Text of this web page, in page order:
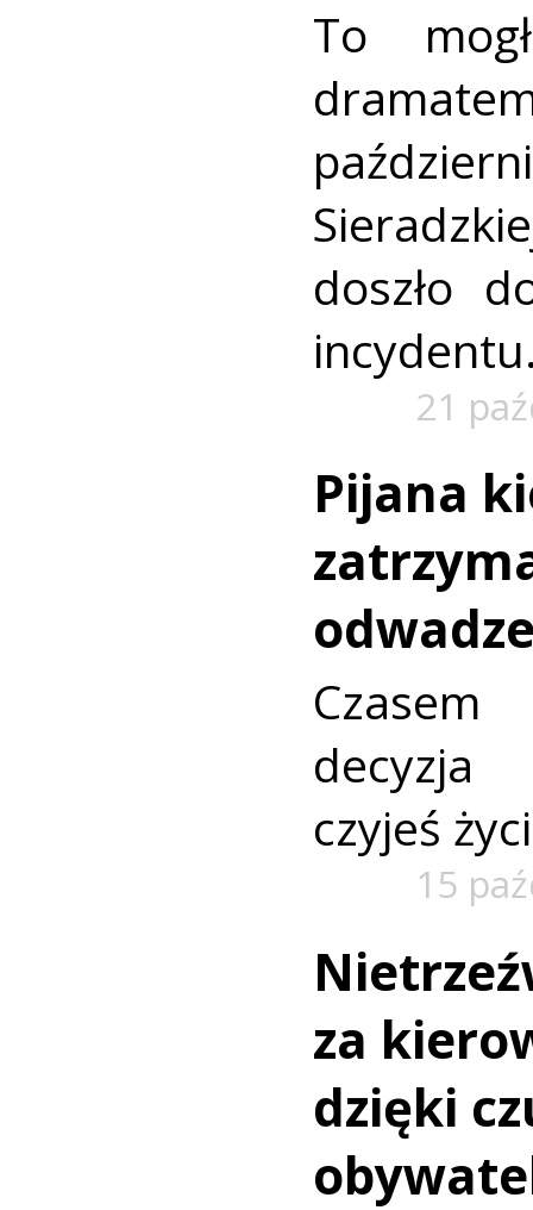
To
doszło
21
Pijana
decyzja
czyjeś
15
za
dzięki